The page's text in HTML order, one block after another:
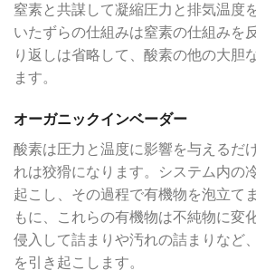
窒素と共謀して凝縮圧力と排気温度
いたずらの仕組みは窒素の仕組みを
り返しは省略して、酸素の他の大胆
ます。
オーガニックインベーダー
酸素は圧力と温度に影響を与えるだ
れは狡猾になります。システム内の
起こし、その過程で有機物を泡立て
もに、これらの有機物は不純物に変
侵入して詰まりや汚れの詰まりなど
を引き起こします。